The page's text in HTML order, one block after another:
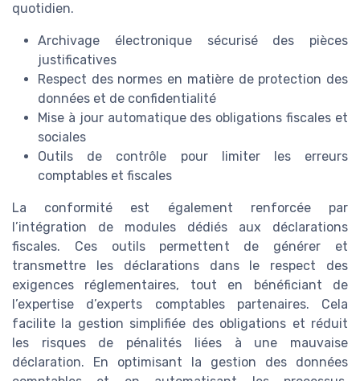
quotidien.
Archivage électronique sécurisé des pièces
justificatives
Respect des normes en matière de protection des
données et de confidentialité
Mise à jour automatique des obligations fiscales et
sociales
Outils de contrôle pour limiter les erreurs
comptables et fiscales
La conformité est également renforcée par
l’intégration de modules dédiés aux déclarations
fiscales. Ces outils permettent de générer et
transmettre les déclarations dans le respect des
exigences réglementaires, tout en bénéficiant de
l’expertise d’experts comptables partenaires. Cela
facilite la gestion simplifiée des obligations et réduit
les risques de pénalités liées à une mauvaise
déclaration. En optimisant la gestion des données